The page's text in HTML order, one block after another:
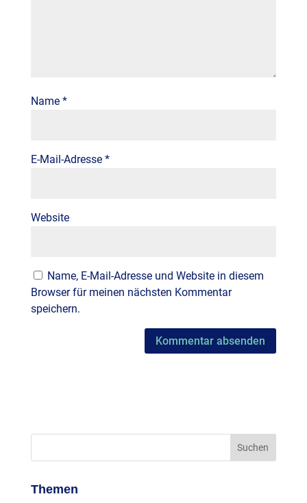
Name *
E-Mail-Adresse *
Website
Name, E-Mail-Adresse und Website in diesem
Browser für meinen nächsten Kommentar
speichern.
Themen